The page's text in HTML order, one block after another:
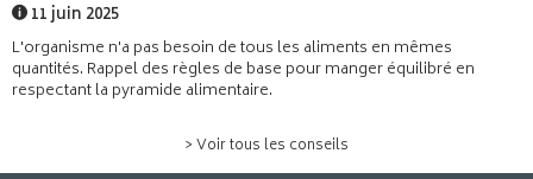
11 juin 2025
L'organisme n'a pas besoin de tous les aliments en mêmes
quantités. Rappel des règles de base pour manger équilibré en
respectant la pyramide alimentaire.
> Voir tous les conseils